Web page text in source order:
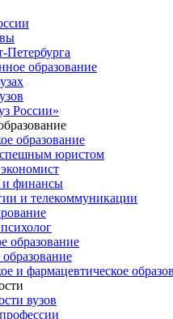
образование
России»
образование
юристом
и финансы
и телекоммуникации
образование
и фармацевтическое
вузов